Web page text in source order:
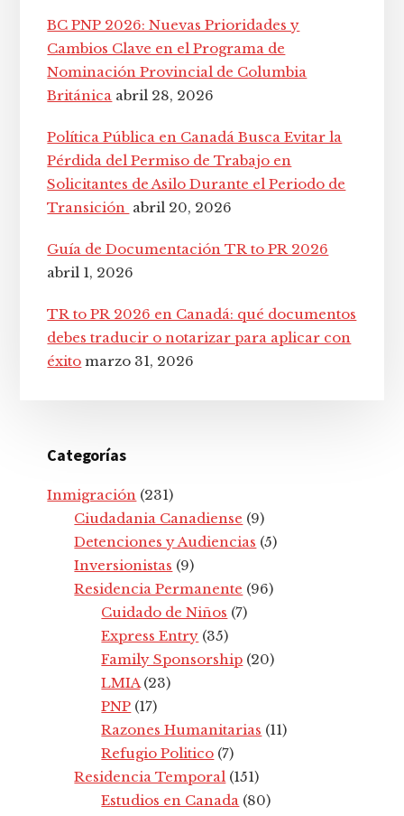
BC PNP 2026: Nuevas Prioridades y
Cambios Clave en el Programa de
Nominación Provincial de Columbia
Británica abril 28, 2026
Política Pública en Canadá Busca Evitar la
Pérdida del Permiso de Trabajo en
Solicitantes de Asilo Durante el Periodo de
Transición abril 20, 2026
Guía de Documentación TR to PR 2026
abril 1, 2026
TR to PR 2026 en Canadá: qué documentos
debes traducir o notarizar para aplicar con
éxito marzo 31, 2026
Categorías
Inmigración (231)
Ciudadania Canadiense (9)
Detenciones y Audiencias (5)
Inversionistas (9)
Residencia Permanente (96)
Cuidado de Niños (7)
Express Entry (35)
Family Sponsorship (20)
LMIA(23)
PNP (17)
Razones Humanitarias (11)
Refugio Politico (7)
Residencia Temporal (151)
Estudios en Canada (80)